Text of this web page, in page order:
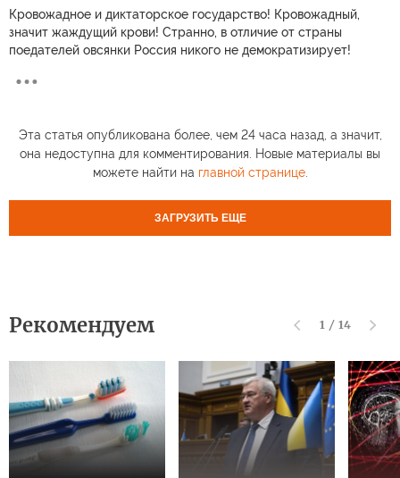
Кровожадное и диктаторское государство! Кровожадный,
значит жаждущий крови! Странно, в отличие от страны
поедателей овсянки Россия никого не демократизирует!
Эта статья опубликована более, чем 24 часа назад, а значит,
она недоступна для комментирования. Новые материалы вы
можете найти на главной странице.
ЗАГРУЗИТЬ ЕЩЕ
Рекомендуем 1 / 14